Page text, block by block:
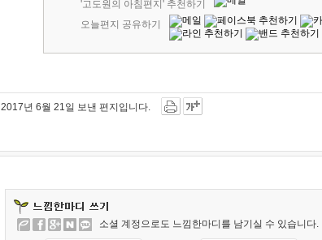
'고도원의 아침편지' 추천하기
오늘편지 공유하기
2017년 6월 21일 보낸 편지입니다.
소셜 계정으로도 느낌한마디를 남기실 수 있습니다.